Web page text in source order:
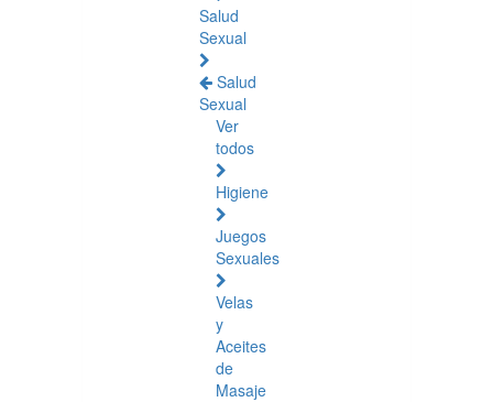
Salud
Sexual
Salud
Sexual
Ver
todos
Higiene
Juegos
Sexuales
Velas
y
Aceites
de
Masaje